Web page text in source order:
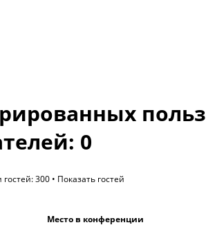
0
300 • Показать гостей
Место в конференции